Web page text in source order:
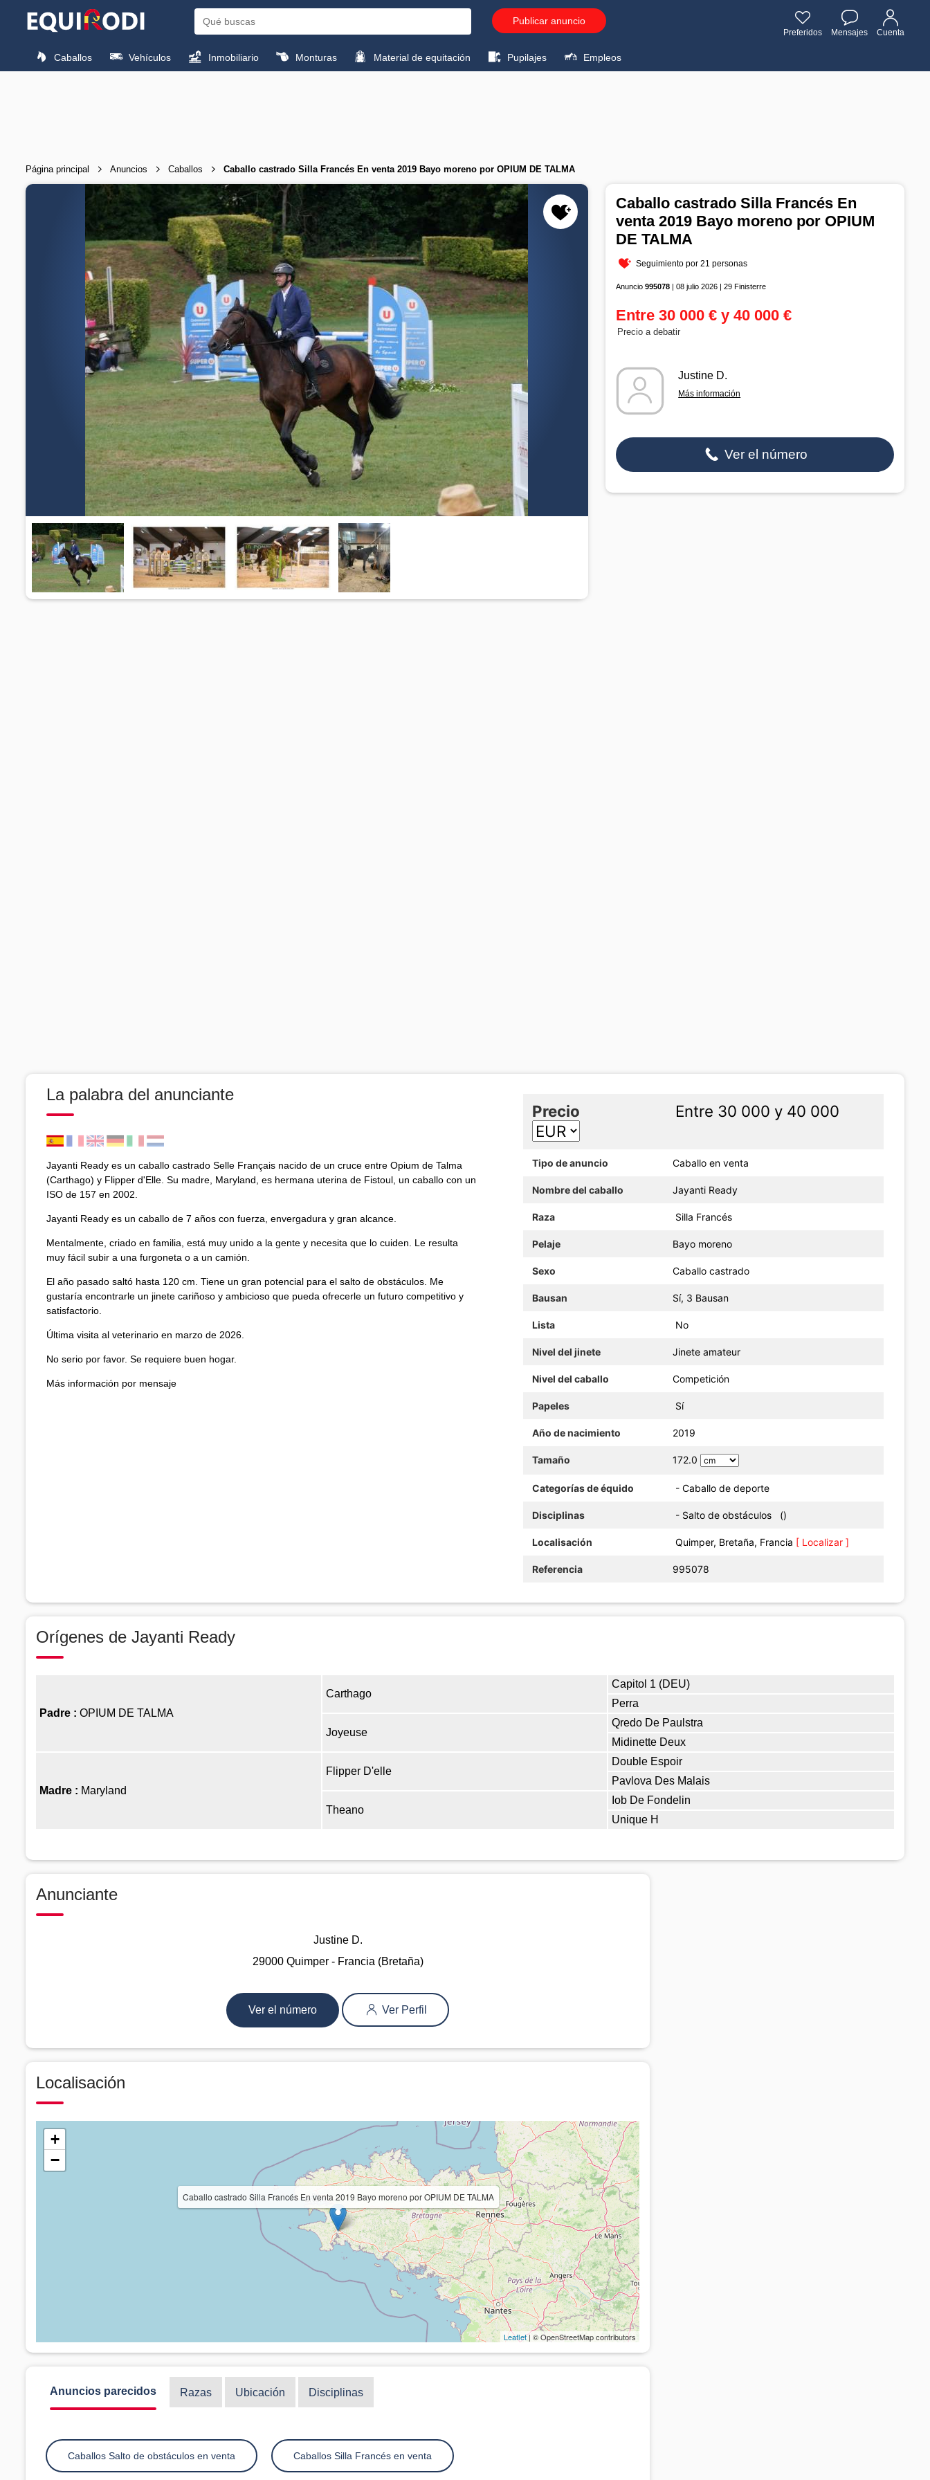
Publicar anuncio
Preferidos Mensajes Cuenta
Caballos Vehículos Inmobiliario Monturas Material de equitación Pupilajes Empleos
Página principal Anuncios Caballos Caballo castrado Silla Francés En venta 2019 Bayo moreno por OPIUM DE TALMA
Caballo castrado Silla Francés En
venta 2019 Bayo moreno por OPIUM
DE TALMA
Seguimiento por 21 personas
Anuncio995078 | 08 julio 2026 | 29 Finisterre
Entre 30 000 € y 40 000 €
Precio a debatir
Justine D.
Más información
Ver el número
La palabra del anunciante
Jayanti Ready es un caballo castrado Selle Français nacido de un cruce entre Opium de Talma
(Carthago) y Flipper d'Elle. Su madre, Maryland, es hermana uterina de Fistoul, un caballo con un
ISO de 157 en 2002.
Jayanti Ready es un caballo de 7 años con fuerza, envergadura y gran alcance.
Mentalmente, criado en familia, está muy unido a la gente y necesita que lo cuiden. Le resulta
muy fácil subir a una furgoneta o a un camión.
El año pasado saltó hasta 120 cm. Tiene un gran potencial para el salto de obstáculos. Me
gustaría encontrarle un jinete cariñoso y ambicioso que pueda ofrecerle un futuro competitivo y
satisfactorio.
Última visita al veterinario en marzo de 2026.
No serio por favor. Se requiere buen hogar.
Más información por mensaje
Precio Entre 30 000 y 40 000
Tipo de anuncio Caballo en venta
Nombre del caballo Jayanti Ready
Raza Silla Francés
Pelaje Bayo moreno
Sexo Caballo castrado
Bausan Sí, 3 Bausan
Lista No
Nivel del jinete Jinete amateur
Nivel del caballo Competición
Papeles Sí
Año de nacimiento 2019
Tamaño 172.0
Categorías de équido - Caballo de deporte
Disciplinas - Salto de obstáculos ()
Localisación Quimper, Bretaña, Francia [ Localizar ]
Referencia 995078
Orígenes de Jayanti Ready
Padre : OPIUM DE TALMA
Carthago
Capitol 1 (DEU)
Perra
Joyeuse
Qredo De Paulstra
Midinette Deux
Madre : Maryland
Flipper D'elle
Double Espoir
Pavlova Des Malais
Theano
Iob De Fondelin
Unique H
Anunciante
Justine D.
29000 Quimper - Francia (Bretaña)
Ver el número Ver Perfil
Localisación
Caballo castrado Silla Francés En venta 2019 Bayo moreno por OPIUM DE TALMA
+
−
Leaflet| © OpenStreetMap contributors
Anuncios parecidos Razas Ubicación Disciplinas
Caballos Salto de obstáculos en venta Caballos Silla Francés en venta